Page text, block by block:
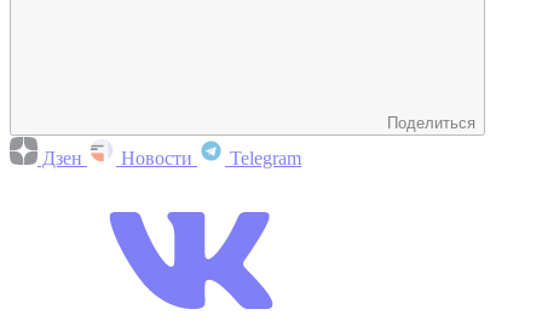
Поделиться
Дзен Новости Telegram